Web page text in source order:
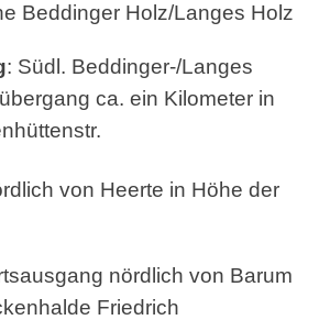
Beddinger Holz/Langes Holz
: Südl. Beddinger-/Langes
ca. ein Kilometer in
von Heerte in Höhe der
nördlich von Barum
Friedrich